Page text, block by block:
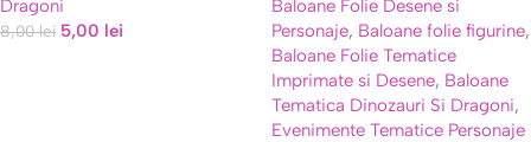
Dragoni
8,00lei 5,00 lei
Up
Baloane Folie Desene si
Personaje, Baloane folie figurine,
Baloane Folie Tematice
Imprimate si Desene, Baloane
Tematica Dinozauri Si Dragoni,
Evenimente Tematice Personaje